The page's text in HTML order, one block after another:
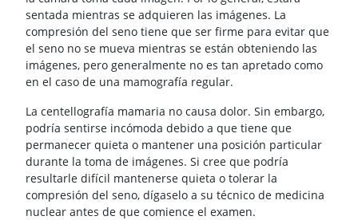
sentada mientras se adquieren las imágenes. La
compresión del seno tiene que ser firme para evitar que
el seno no se mueva mientras se están obteniendo las
imágenes, pero generalmente no es tan apretado como
en el caso de una mamografía regular.
La centellografía mamaria no causa dolor. Sin embargo,
podría sentirse incómoda debido a que tiene que
permanecer quieta o mantener una posición particular
durante la toma de imágenes. Si cree que podría
resultarle difícil mantenerse quieta o tolerar la
compresión del seno, dígaselo a su técnico de medicina
nuclear antes de que comience el examen.